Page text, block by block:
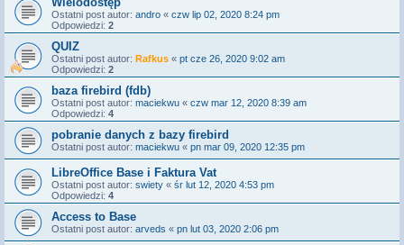
Ostatni post autor: andro « czw lip 02, 2020 8:24 pm
Odpowiedzi: 2
QUIZ
Ostatni post autor: Rafkus « pt cze 26, 2020 9:02 am
Odpowiedzi: 2
baza firebird (fdb)
Ostatni post autor: maciekwu « czw mar 12, 2020 8:39 am
Odpowiedzi: 4
pobranie danych z bazy firebird
Ostatni post autor: maciekwu « pn mar 09, 2020 12:35 pm
LibreOffice Base i Faktura Vat
Ostatni post autor: swiety « śr lut 12, 2020 4:53 pm
Odpowiedzi: 4
Access to Base
Ostatni post autor: arveds « pn lut 03, 2020 2:06 pm